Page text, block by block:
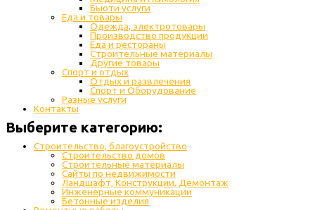
Бьюти услуги
Еда и товары
Одежда, электротовары
Производство продукции
Еда и рестораны
Строительные материалы
Другие товары
Спорт и отдых
Отдых и развлечения
Спорт и Оборудование
Разные услуги
Контакты
Выберите категорию:
Строительство, благоустройство
Строительство домов
Строительные материалы
Сайты по недвижимости
Ландшафт, Конструкции, Демонтаж
Инженерные коммуникации
Бетонные изделия